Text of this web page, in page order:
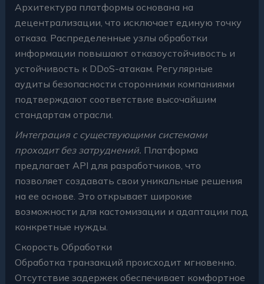
Архитектура платформы основана на
децентрализации, что исключает единую точку
отказа. Распределенные узлы обработки
информации повышают отказоустойчивость и
устойчивость к DDoS-атакам. Регулярные
аудиты безопасности сторонними компаниями
подтверждают соответствие высочайшим
стандартам отрасли.
Интеграция с существующими системами
проходит без затруднений. Платформа
предлагает API для разработчиков, что
позволяет создавать свои уникальные решения
на ее основе. Это открывает широкие
возможности для кастомизации и адаптации под
конкретные нужды.
Скорость Обработки
Обработка транзакций происходит мгновенно.
Отсутствие задержек обеспечивает комфортное